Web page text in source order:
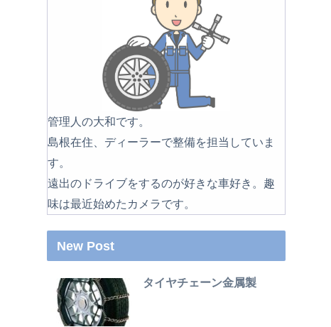
管理人の大和です。
島根在住、ディーラーで整備を担当していま
す。
遠出のドライブをするのが好きな車好き。趣
味は最近始めたカメラです。
New Post
タイヤチェーン金属製